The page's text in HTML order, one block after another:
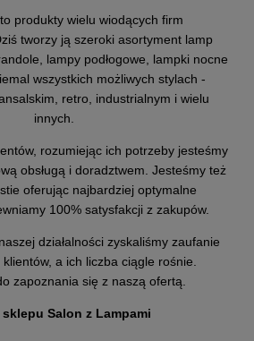
produkty wielu wiodących firm
tworzy ją szeroki asortyment lamp
lampy podłogowe, lampki nocne
wszystkich możliwych stylach -
retro, industrialnym i wielu
innych.
rozumiejąc ich potrzeby jesteśmy
obsługą i doradztwem. Jesteśmy też
oferując najbardziej optymalne
100% satysfakcji z zakupów.
działalności zyskaliśmy zaufanie
a ich liczba ciągle rośnie.
zapoznania się z naszą ofertą.
sklepu Salon z Lampami